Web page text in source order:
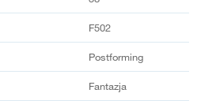
F502
Postforming
Fantazja